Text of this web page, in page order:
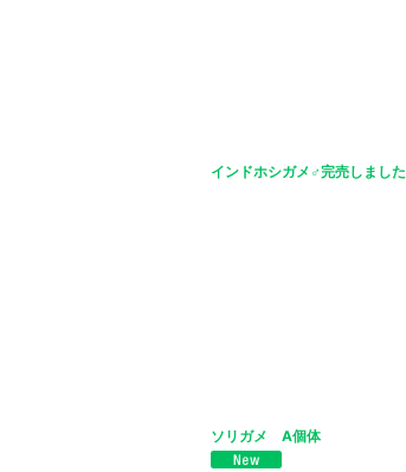
インドホシガメ♂完売しました
ソリガメ A個体